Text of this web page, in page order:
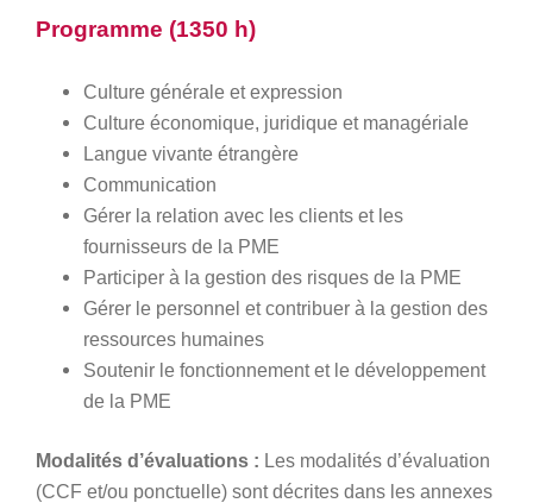
Programme (1350 h)
Culture générale et expression
Culture économique, juridique et managériale
Langue vivante étrangère
Communication
Gérer la relation avec les clients et les
fournisseurs de la PME
Participer à la gestion des risques de la PME
Gérer le personnel et contribuer à la gestion des
ressources humaines
Soutenir le fonctionnement et le développement
de la PME
Modalités d’évaluations : Les modalités d’évaluation
(CCF et/ou ponctuelle) sont décrites dans les annexes